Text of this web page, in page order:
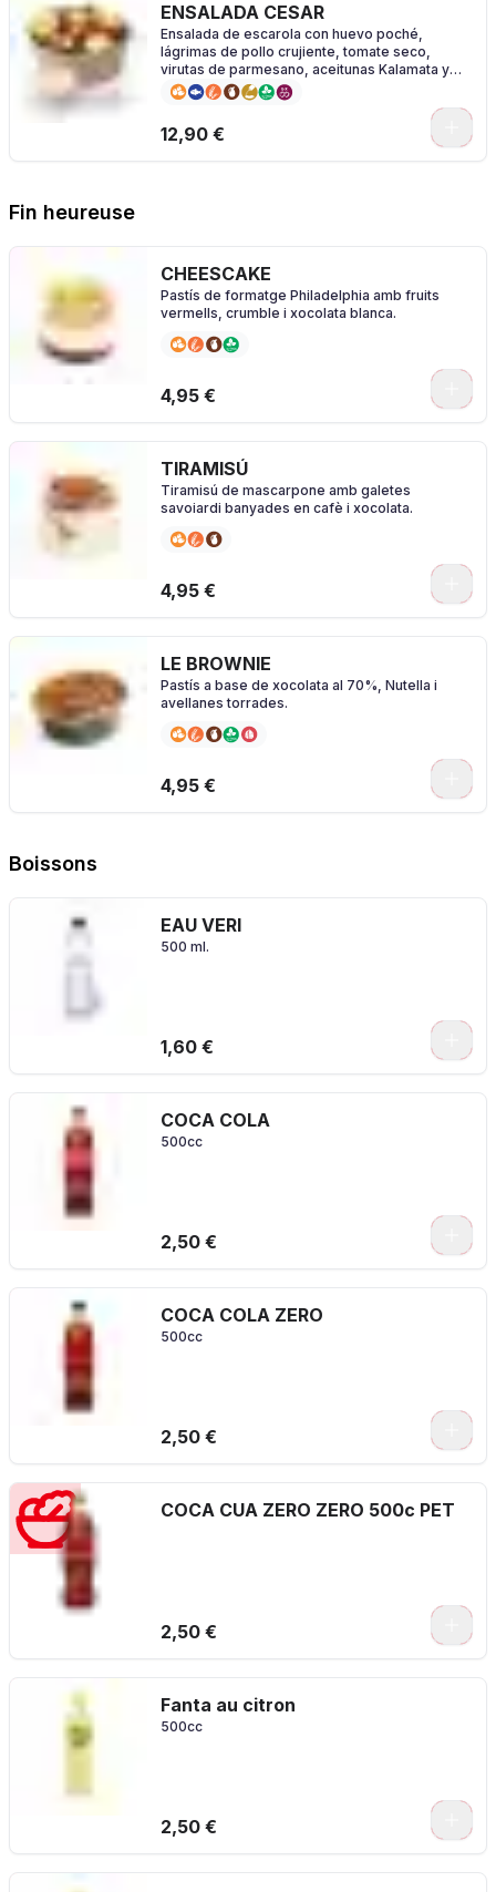
ENSALADA CESAR
Ensalada de escarola con huevo poché,
lágrimas de pollo crujiente, tomate seco,
virutas de parmesano, aceitunas Kalamata y
vinagreta César.
12,90 €
Fin heureuse
CHEESCAKE
Pastís de formatge Philadelphia amb fruits
vermells, crumble i xocolata blanca.
4,95 €
TIRAMISÚ
Tiramisú de mascarpone amb galetes
savoiardi banyades en cafè i xocolata.
4,95 €
LE BROWNIE
Pastís a base de xocolata al 70%, Nutella i
avellanes torrades.
4,95 €
Boissons
EAU VERI
500 ml.
1,60 €
COCA COLA
500cc
2,50 €
COCA COLA ZERO
500cc
2,50 €
COCA CUA ZERO ZERO 500c PET
2,50 €
Fanta au citron
500cc
2,50 €